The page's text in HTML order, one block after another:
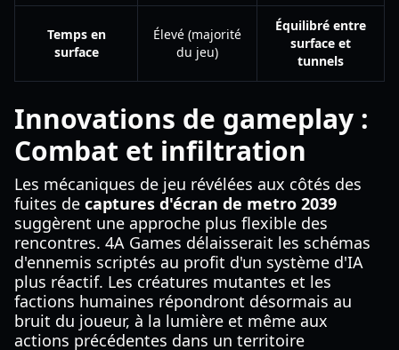
Temps en
surface
Élevé (majorité
du jeu)
Équilibré entre
surface et
tunnels
Innovations de gameplay :
Combat et infiltration
Les mécaniques de jeu révélées aux côtés des
fuites de captures d'écran de metro 2039
suggèrent une approche plus flexible des
rencontres. 4A Games délaisserait les schémas
d'ennemis scriptés au profit d'un système d'IA
plus réactif. Les créatures mutantes et les
factions humaines répondront désormais au
bruit du joueur, à la lumière et même aux
actions précédentes dans un territoire